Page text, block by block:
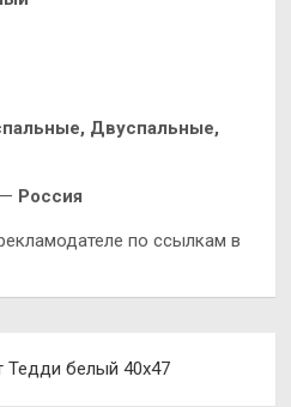
Двуспальные,
Россия
по ссылкам в
Тедди белый 40х47